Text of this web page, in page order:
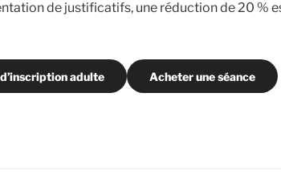
de justificatifs, une réduction de 20 %
adulte Acheter une séance